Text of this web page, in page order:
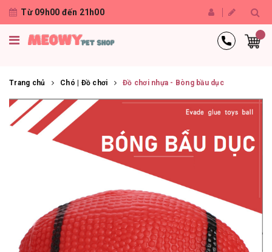
Từ 09h00 đến 21h00
Trang chủ Chó | Đồ chơi Đồ chơi nhựa - Bòng bầu dục